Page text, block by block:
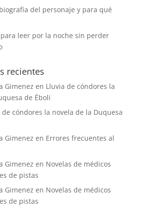
del personaje y para qué
leer por la noche sin perder
recientes
Gimenez en Lluvia de cóndores la
de Éboli
de cóndores la novela de la Duquesa
Gimenez en Errores frecuentes al
Gimenez en Novelas de médicos
de pistas
Gimenez en Novelas de médicos
de pistas